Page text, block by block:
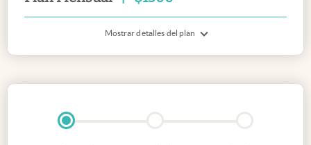
Mostrar detalles del plan